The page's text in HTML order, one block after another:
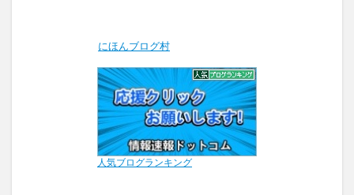
にほんブログ村
人気ブログランキング